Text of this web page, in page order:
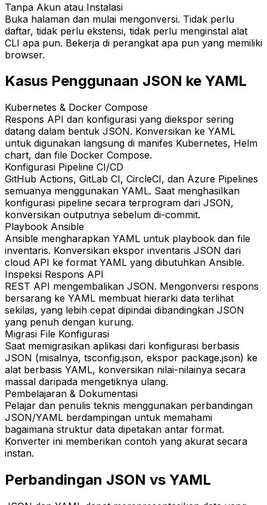
Tanpa Akun atau Instalasi
Buka halaman dan mulai mengonversi. Tidak perlu
daftar, tidak perlu ekstensi, tidak perlu menginstal alat
CLI apa pun. Bekerja di perangkat apa pun yang memiliki
browser.
Kasus Penggunaan JSON ke YAML
Kubernetes & Docker Compose
Respons API dan konfigurasi yang diekspor sering
datang dalam bentuk JSON. Konversikan ke YAML
untuk digunakan langsung di manifes Kubernetes, Helm
chart, dan file Docker Compose.
Konfigurasi Pipeline CI/CD
GitHub Actions, GitLab CI, CircleCI, dan Azure Pipelines
semuanya menggunakan YAML. Saat menghasilkan
konfigurasi pipeline secara terprogram dari JSON,
konversikan outputnya sebelum di-commit.
Playbook Ansible
Ansible mengharapkan YAML untuk playbook dan file
inventaris. Konversikan ekspor inventaris JSON dari
cloud API ke format YAML yang dibutuhkan Ansible.
Inspeksi Respons API
REST API mengembalikan JSON. Mengonversi respons
bersarang ke YAML membuat hierarki data terlihat
sekilas, yang lebih cepat dipindai dibandingkan JSON
yang penuh dengan kurung.
Migrasi File Konfigurasi
Saat memigrasikan aplikasi dari konfigurasi berbasis
JSON (misalnya, tsconfig.json, ekspor package.json) ke
alat berbasis YAML, konversikan nilai-nilainya secara
massal daripada mengetiknya ulang.
Pembelajaran & Dokumentasi
Pelajar dan penulis teknis menggunakan perbandingan
JSON/YAML berdampingan untuk memahami
bagaimana struktur data dipetakan antar format.
Konverter ini memberikan contoh yang akurat secara
instan.
Perbandingan JSON vs YAML